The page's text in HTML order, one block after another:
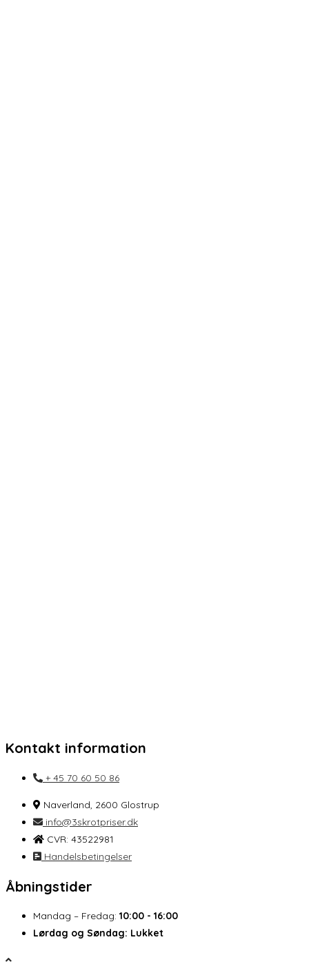
Kontakt information
+ 45 70 60 50 86
Naverland, 2600 Glostrup
info@3skrotpriser.dk
CVR: 43522981
Handelsbetingelser
Åbningstider
Mandag – Fredag: 10:00 - 16:00
Lørdag og Søndag: Lukket